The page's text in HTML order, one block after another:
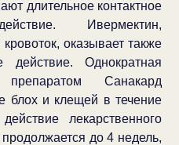
длительное контактное
Ивермектин,
оказывает также
действие. Однократная
Санакард
блох и клещей в течение
лекарственного
до 4 недель,